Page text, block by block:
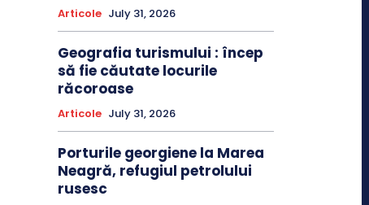
Articole July 31, 2026
Geografia turismului : încep
să fie căutate locurile
răcoroase
Articole July 31, 2026
Porturile georgiene la Marea
Neagră, refugiul petrolului
rusesc